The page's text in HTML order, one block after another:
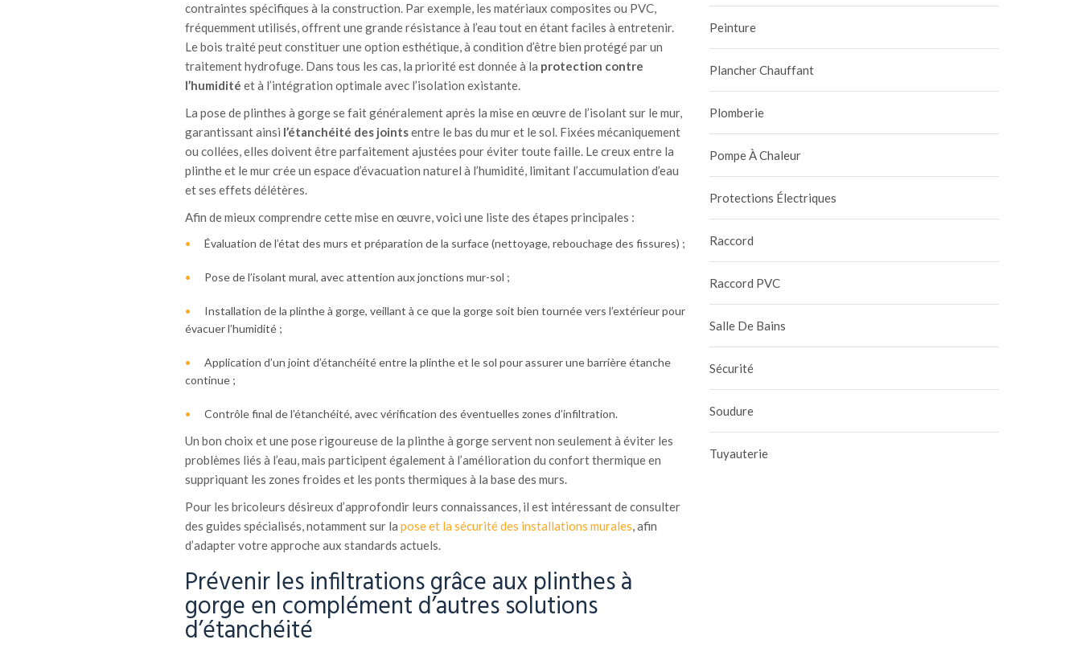
contraintes spécifiques à la construction. Par exemple, les matériaux composites ou PVC,
fréquemment utilisés, offrent une grande résistance à l’eau tout en étant faciles à entretenir.
Le bois traité peut constituer une option esthétique, à condition d’être bien protégé par un
traitement hydrofuge. Dans tous les cas, la priorité est donnée à la protection contre
l’humidité et à l’intégration optimale avec l’isolation existante.
La pose de plinthes à gorge se fait généralement après la mise en œuvre de l’isolant sur le mur,
garantissant ainsi l’étanchéité des jointsentre le bas du mur et le sol. Fixées mécaniquement
ou collées, elles doivent être parfaitement ajustées pour éviter toute faille. Le creux entre la
plinthe et le mur crée un espace d’évacuation naturel à l’humidité, limitant l’accumulation d’eau
et ses effets délétères.
Afin de mieux comprendre cette mise en œuvre, voici une liste des étapes principales :
Évaluation de l’état des murs et préparation de la surface (nettoyage, rebouchage des fissures) ;
Pose de l’isolant mural, avec attention aux jonctions mur-sol ;
Installation de la plinthe à gorge, veillant à ce que la gorge soit bien tournée vers l’extérieur pour
évacuer l’humidité ;
Application d’un joint d’étanchéité entre la plinthe et le sol pour assurer une barrière étanche
continue ;
Contrôle final de l’étanchéité, avec vérification des éventuelles zones d’infiltration.
Un bon choix et une pose rigoureuse de la plinthe à gorge servent non seulement à éviter les
problèmes liés à l’eau, mais participent également à l’amélioration du confort thermique en
suppriquant les zones froides et les ponts thermiques à la base des murs.
Pour les bricoleurs désireux d’approfondir leurs connaissances, il est intéressant de consulter
des guides spécialisés, notamment sur la pose et la sécurité des installations murales, afin
d’adapter votre approche aux standards actuels.
Prévenir les infiltrations grâce aux plinthes à
gorge en complément d’autres solutions
d’étanchéité
Peinture
Plancher Chauffant
Plomberie
Pompe À Chaleur
Protections Électriques
Raccord
Raccord PVC
Salle De Bains
Sécurité
Soudure
Tuyauterie